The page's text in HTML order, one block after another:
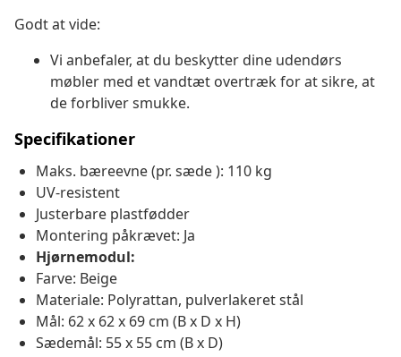
Godt at vide:
Vi anbefaler, at du beskytter dine udendørs
møbler med et vandtæt overtræk for at sikre, at
de forbliver smukke.
Specifikationer
Maks. bæreevne (pr. sæde ): 110 kg
UV-resistent
Justerbare plastfødder
Montering påkrævet: Ja
Hjørnemodul:
Farve: Beige
Materiale: Polyrattan, pulverlakeret stål
Mål: 62 x 62 x 69 cm (B x D x H)
Sædemål: 55 x 55 cm (B x D)